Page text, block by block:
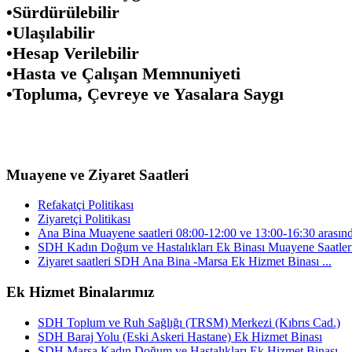
•Sürdürülebilir
•Ulaşılabilir
•Hesap Verilebilir
•Hasta ve Çalışan Memnuniyeti
•Topluma, Çevreye ve Yasalara Saygı
Muayene ve Ziyaret Saatleri
Refakatçi Politikası
Ziyaretçi Politikası
Ana Bina Muayene saatleri 08:00-12:00 ve 13:00-16:30
SDH Kadın Doğum ve Hastalıkları Ek Binası Muayene
Ziyaret saatleri SDH Ana Bina -Marsa Ek Hizmet Binası ...
Ek Hizmet Binalarımız
SDH Toplum ve Ruh Sağlığı (TRSM) Merkezi (Kıbrıs Cad.)
SDH Baraj Yolu (Eski Askeri Hastane) Ek Hizmet Binası